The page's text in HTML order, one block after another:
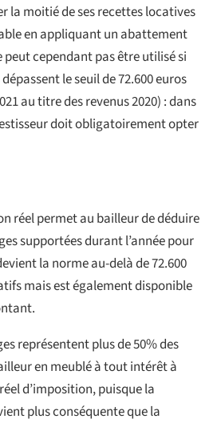
la moitié de ses recettes locatives
en appliquant un abattement
peut cependant pas être utilisé si
le seuil de 72.600 euros
au titre des revenus 2020) : dans
doit obligatoirement opter
réel permet au bailleur de déduire
supportées durant l’année pour
la norme au-delà de 72.600
mais est également disponible
représentent plus de 50% des
en meublé à tout intérêt à
d’imposition, puisque la
plus conséquente que la